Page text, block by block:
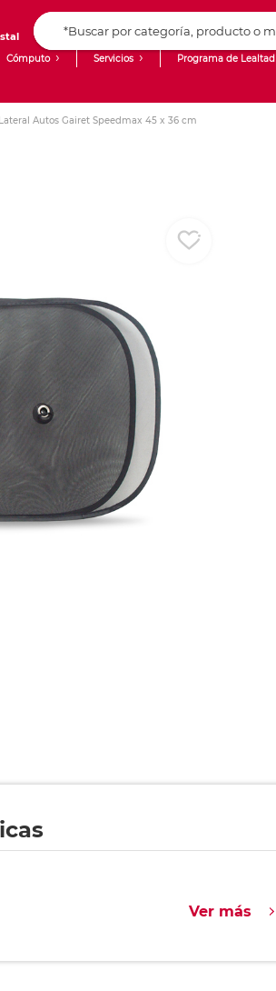
Cómputo Servicios Programa de Lealtad
Autos Gairet Speedmax 45 x 36 cm
Ver más